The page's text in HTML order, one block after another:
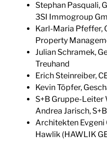
Stephan Pasquali,
3SI Immogroup
Karl-Maria Pfeffer,
Property
Julian Schramek,
Treuhand
Erich Steinreiber,
Kevin Töpfer,
S+B Gruppe-Leiter
Andrea Jarisch,
Architekten Evgeni
Hawlik (HAWLIK